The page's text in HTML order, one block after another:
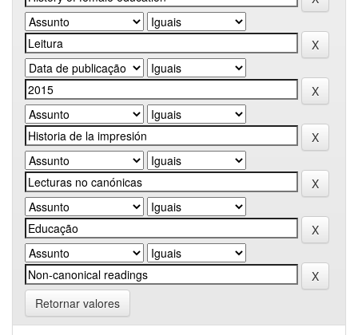
Retornar valores